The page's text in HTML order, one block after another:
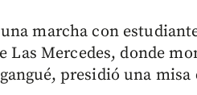
marcha con
Las Mercedes, donde
presidió una misa